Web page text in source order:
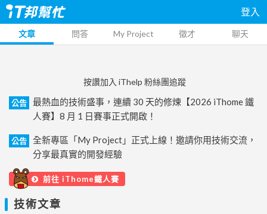
登入
文章 問答 My Project 徵才 聊天
按讚加入 iThelp 粉絲團追蹤
公告
最熱血的技術盛事，連續 30 天的修煉【2026 iThome 鐵
人賽】8 月 1 日賽事正式開啟！
公告
全新專區「My Project」正式上線！邀請你用技術交流，
分享最真實的開發經驗
前往 iThome鐵人賽
技術文章